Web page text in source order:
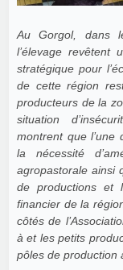
Au Gorgol, dans
l’élevage revêtent
stratégique pour
de cette région
producteurs de la
situation
montrent que l’une
la nécessité
agropastorale ainsi
de productions et
financier de la région
côtés de l’Association des Maires et Parlemenatires du Gorgol
à et les petits
pôles de production